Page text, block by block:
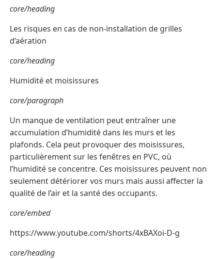
core/heading
Les risques en cas de non-installation de grilles
d’aération
core/heading
Humidité et moisissures
core/paragraph
Un manque de ventilation peut entraîner une
accumulation d’humidité dans les murs et les
plafonds. Cela peut provoquer des moisissures,
particulièrement sur les fenêtres en PVC, où
l’humidité se concentre. Ces moisissures peuvent non
seulement détériorer vos murs mais aussi affecter la
qualité de l’air et la santé des occupants.
core/embed
https://www.youtube.com/shorts/4xBAXoi-D-g
core/heading